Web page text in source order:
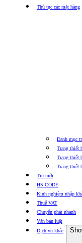
Thủ tục các mặt hàng
Danh mục
Trang thiết
Trang thiết
Trang thiết
Tin mới
HS CODE
Kinh nghiệm nhập
Thuế VAT
Chuyển phát nhanh
Văn bản luật
Dịch vụ khác